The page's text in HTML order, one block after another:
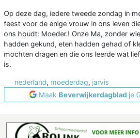
Op deze dag, iedere tweede zondag in
feest voor de enige vrouw in ons leven
ons houdt: Moeder.! Onze Ma, zonder
hadden gekund, eten hadden gehad of
mochten dragen en die ons leerde wat
is.
nederland, moederdag, jarvis
Maak Beverwijkerdagblad je